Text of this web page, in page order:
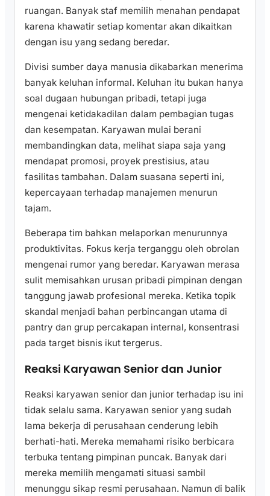
ruangan. Banyak staf memilih menahan pendapat
karena khawatir setiap komentar akan dikaitkan
dengan isu yang sedang beredar.
Divisi sumber daya manusia dikabarkan menerima
banyak keluhan informal. Keluhan itu bukan hanya
soal dugaan hubungan pribadi, tetapi juga
mengenai ketidakadilan dalam pembagian tugas
dan kesempatan. Karyawan mulai berani
membandingkan data, melihat siapa saja yang
mendapat promosi, proyek prestisius, atau
fasilitas tambahan. Dalam suasana seperti ini,
kepercayaan terhadap manajemen menurun
tajam.
Beberapa tim bahkan melaporkan menurunnya
produktivitas. Fokus kerja terganggu oleh obrolan
mengenai rumor yang beredar. Karyawan merasa
sulit memisahkan urusan pribadi pimpinan dengan
tanggung jawab profesional mereka. Ketika topik
skandal menjadi bahan perbincangan utama di
pantry dan grup percakapan internal, konsentrasi
pada target bisnis ikut tergerus.
Reaksi Karyawan Senior dan Junior
Reaksi karyawan senior dan junior terhadap isu ini
tidak selalu sama. Karyawan senior yang sudah
lama bekerja di perusahaan cenderung lebih
berhati-hati. Mereka memahami risiko berbicara
terbuka tentang pimpinan puncak. Banyak dari
mereka memilih mengamati situasi sambil
menunggu sikap resmi perusahaan. Namun di balik